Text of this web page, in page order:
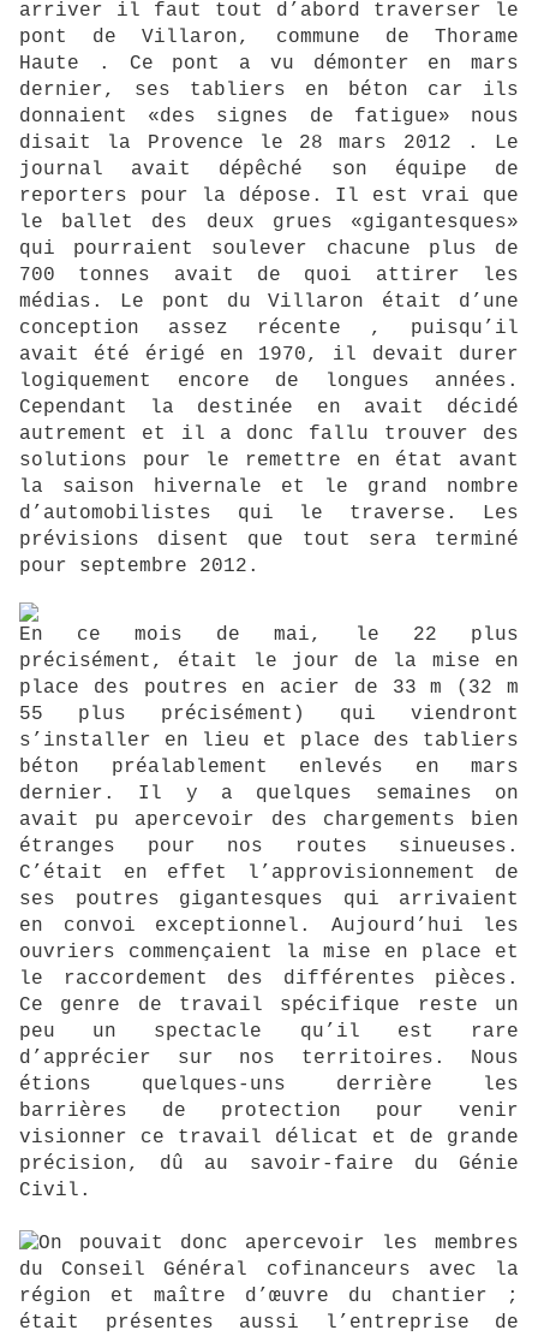
arriver il faut tout d’abord traverser le
pont de Villaron, commune de Thorame
Haute . Ce pont a vu démonter en mars
dernier, ses tabliers en béton car ils
donnaient «des signes de fatigue» nous
disait la Provence le 28 mars 2012 . Le
journal avait dépêché son équipe de
reporters pour la dépose. Il est vrai que
le ballet des deux grues «gigantesques»
qui pourraient soulever chacune plus de
700 tonnes avait de quoi attirer les
médias. Le pont du Villaron était d’une
conception assez récente , puisqu’il
avait été érigé en 1970, il devait durer
logiquement encore de longues années.
Cependant la destinée en avait décidé
autrement et il a donc fallu trouver des
solutions pour le remettre en état avant
la saison hivernale et le grand nombre
d’automobilistes qui le traverse. Les
prévisions disent que tout sera terminé
pour septembre 2012.
En ce mois de mai, le 22 plus
précisément, était le jour de la mise en
place des poutres en acier de 33 m (32 m
55 plus précisément) qui viendront
s’installer en lieu et place des tabliers
béton préalablement enlevés en mars
dernier. Il y a quelques semaines on
avait pu apercevoir des chargements bien
étranges pour nos routes sinueuses.
C’était en effet l’approvisionnement de
ses poutres gigantesques qui arrivaient
en convoi exceptionnel. Aujourd’hui les
ouvriers commençaient la mise en place et
le raccordement des différentes pièces.
Ce genre de travail spécifique reste un
peu un spectacle qu’il est rare
d’apprécier sur nos territoires. Nous
étions quelques-uns derrière les
barrières de protection pour venir
visionner ce travail délicat et de grande
précision, dû au savoir-faire du Génie
Civil.
On pouvait donc apercevoir les membres
du Conseil Général cofinanceurs avec la
région et maître d’œuvre du chantier ;
était présentes aussi l’entreprise de